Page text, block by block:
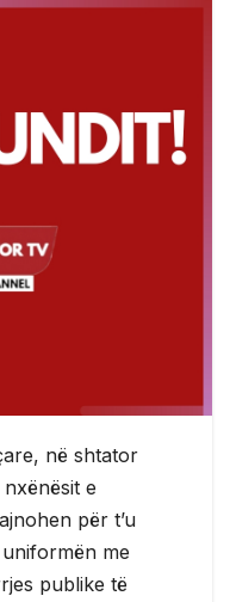
në shtator
e
për t’u
me
publike të